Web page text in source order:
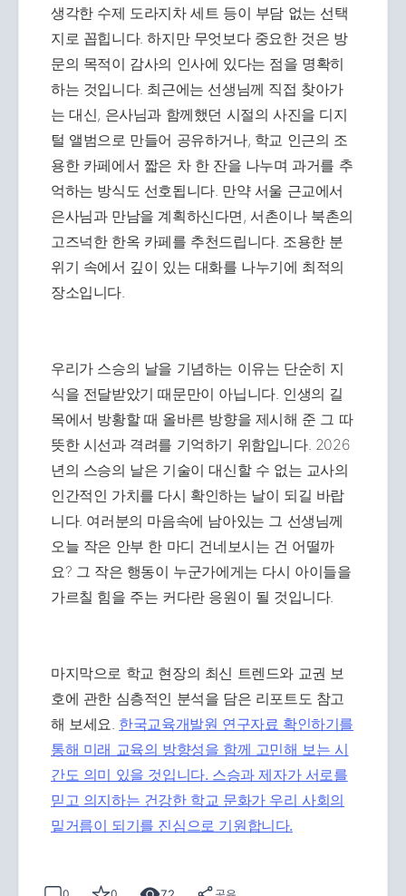
생각한 수제 도라지차 세트 등이 부담 없는 선택
지로 꼽힙니다. 하지만 무엇보다 중요한 것은 방
문의 목적이 감사의 인사에 있다는 점을 명확히
하는 것입니다. 최근에는 선생님께 직접 찾아가
는 대신, 은사님과 함께했던 시절의 사진을 디지
털 앨범으로 만들어 공유하거나, 학교 인근의 조
용한 카페에서 짧은 차 한 잔을 나누며 과거를 추
억하는 방식도 선호됩니다. 만약 서울 근교에서
은사님과 만남을 계획하신다면, 서촌이나 북촌의
고즈넉한 한옥 카페를 추천드립니다. 조용한 분
위기 속에서 깊이 있는 대화를 나누기에 최적의
장소입니다.
우리가 스승의 날을 기념하는 이유는 단순히 지
식을 전달받았기 때문만이 아닙니다. 인생의 길
목에서 방황할 때 올바른 방향을 제시해 준 그 따
뜻한 시선과 격려를 기억하기 위함입니다. 2026
년의 스승의 날은 기술이 대신할 수 없는 교사의
인간적인 가치를 다시 확인하는 날이 되길 바랍
니다. 여러분의 마음속에 남아있는 그 선생님께
오늘 작은 안부 한 마디 건네보시는 건 어떨까
요? 그 작은 행동이 누군가에게는 다시 아이들을
가르칠 힘을 주는 커다란 응원이 될 것입니다.
마지막으로 학교 현장의 최신 트렌드와 교권 보
호에 관한 심층적인 분석을 담은 리포트도 참고
해 보세요. 한국교육개발원 연구자료 확인하기를
통해 미래 교육의 방향성을 함께 고민해 보는 시
간도 의미 있을 것입니다. 스승과 제자가 서로를
믿고 의지하는 건강한 학교 문화가 우리 사회의
밑거름이 되기를 진심으로 기원합니다.